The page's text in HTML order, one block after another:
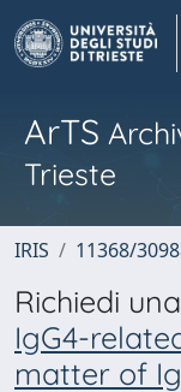
ArTS
Trieste
IRIS 11368/
Richiedi
IgG4-
matter of